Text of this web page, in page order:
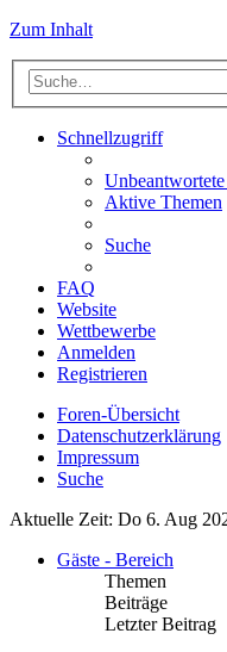
Zum Inhalt
Schnellzugriff
Aktive Themen
Suche
FAQ
Website
Wettbewerbe
Anmelden
Registrieren
Foren-Übersicht
Datenschutzerklärung
Impressum
Suche
Aktuelle Zeit: Do 6. Aug
Gäste - Bereich
Themen
Beiträge
Letzter Beitrag